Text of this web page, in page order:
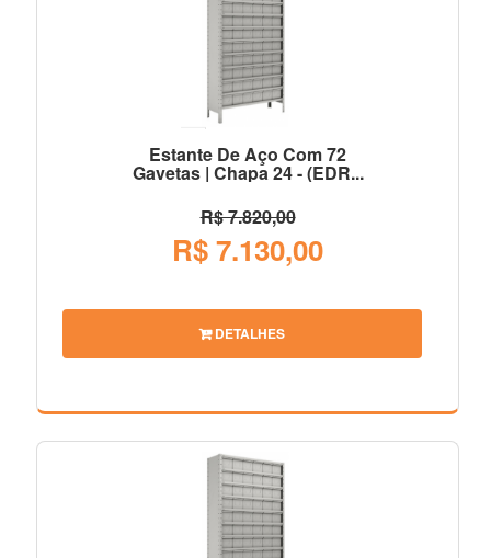
Estante De Aço Com 72
Gavetas | Chapa 24 - (EDR...
R$ 7.820,00
R$ 7.130,00
DETALHES